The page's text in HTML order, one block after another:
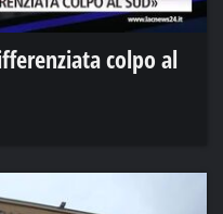
colpo al